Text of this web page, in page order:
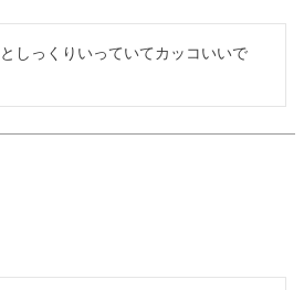
しっくりいっていてカッコいいで